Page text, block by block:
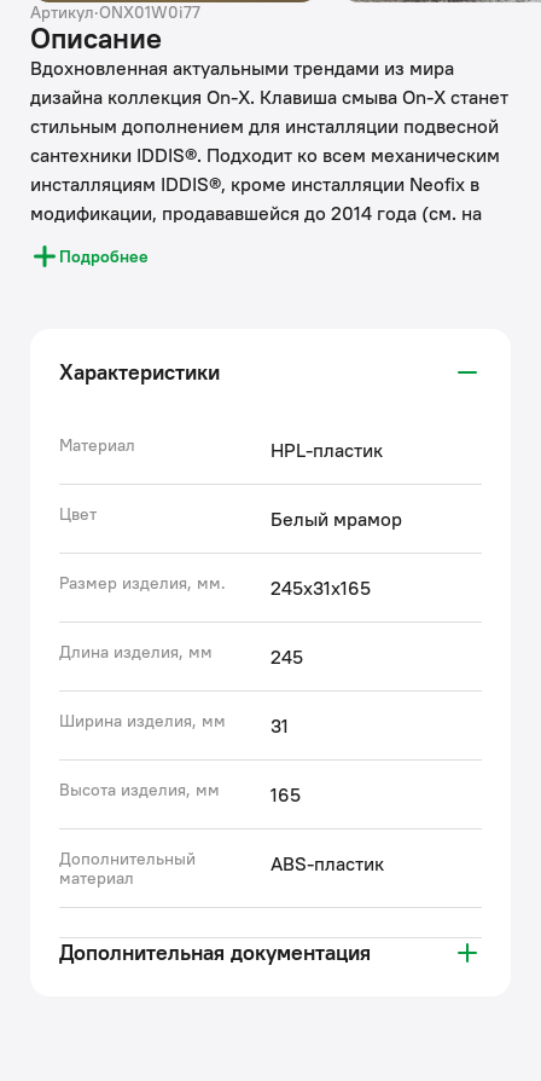
Артикул·ONX01W0i77
Описание
Вдохновленная актуальными трендами из мира
дизайна коллекция On-X. Клавиша смыва On-X станет
стильным дополнением для инсталляции подвесной
сантехники IDDIS®. Подходит ко всем механическим
инсталляциям IDDIS®, кроме инсталляции Neofix в
модификации, продававшейся до 2014 года (см. на
фото). Покрытие клавиши воспроизводит структуру
натурального камня – узор на каждом продукте
классических стилях. Модель представлена в двух
цветовых решениях.
современного композитного HPL-пластика, что
низкопористой структуре материал экологичен и
• Клавиша смыва легко монтируется и снимается:
плоская и эстетичная, она займет совсем немного
места. Удобный доступ к крану открытия-закрытия
воды и элементам водосливной системы для
(с) Авторский текст, февраль 2022 г.
Подробнее
Характеристики
Материал HPL-пластик
Цвет Белый мрамор
Размер изделия, мм. 245х31х165
Длина изделия, мм 245
Ширина изделия, мм 31
Высота изделия, мм 165
Дополнительный
материал
ABS-пластик
Дополнительная документация